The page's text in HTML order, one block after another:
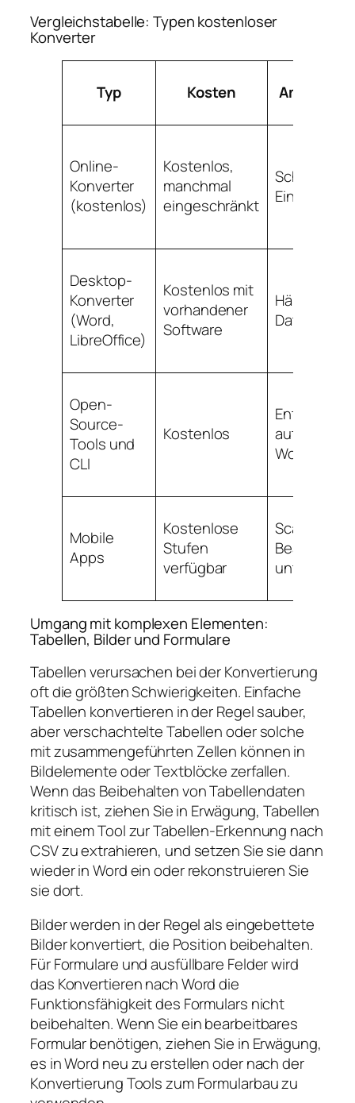
Vergleichstabelle: Typen kostenloser
Konverter
Typ Kosten Am
Online-
Konverter
(kostenlos)
Kostenlos,
manchmal
eingeschränkt
Schnelle
Desktop-
Konverter
(Word,
LibreOffice)
Kostenlos mit
vorhandener
Software
Häufige
Dateien
Open-
Source-
Tools und
CLI
Kostenlos
Entwickler,
Workflows
Mobile
Apps
Kostenlose
Stufen
verfügbar
Scannen
unterwegs
Umgang mit komplexen Elementen:
Tabellen, Bilder und Formulare
Tabellen verursachen bei der Konvertierung
oft die größten Schwierigkeiten. Einfache
Tabellen konvertieren in der Regel sauber,
aber verschachtelte Tabellen oder solche
mit zusammengeführten Zellen können in
Bildelemente oder Textblöcke zerfallen.
Wenn das Beibehalten von Tabellendaten
kritisch ist, ziehen Sie in Erwägung, Tabellen
mit einem Tool zur Tabellen-Erkennung nach
CSV zu extrahieren, und setzen Sie sie dann
wieder in Word ein oder rekonstruieren Sie
sie dort.
Bilder werden in der Regel als eingebettete
Bilder konvertiert, die Position beibehalten.
Für Formulare und ausfüllbare Felder wird
das Konvertieren nach Word die
Funktionsfähigkeit des Formulars nicht
beibehalten. Wenn Sie ein bearbeitbares
Formular benötigen, ziehen Sie in Erwägung,
es in Word neu zu erstellen oder nach der
Konvertierung Tools zum Formularbau zu